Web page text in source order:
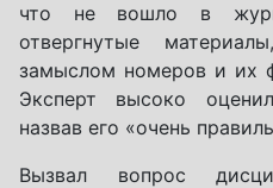
что не вошло в
отвергнутые
замыслом номеров и их
Эксперт высоко
назвав его «очень
Вызвал вопрос